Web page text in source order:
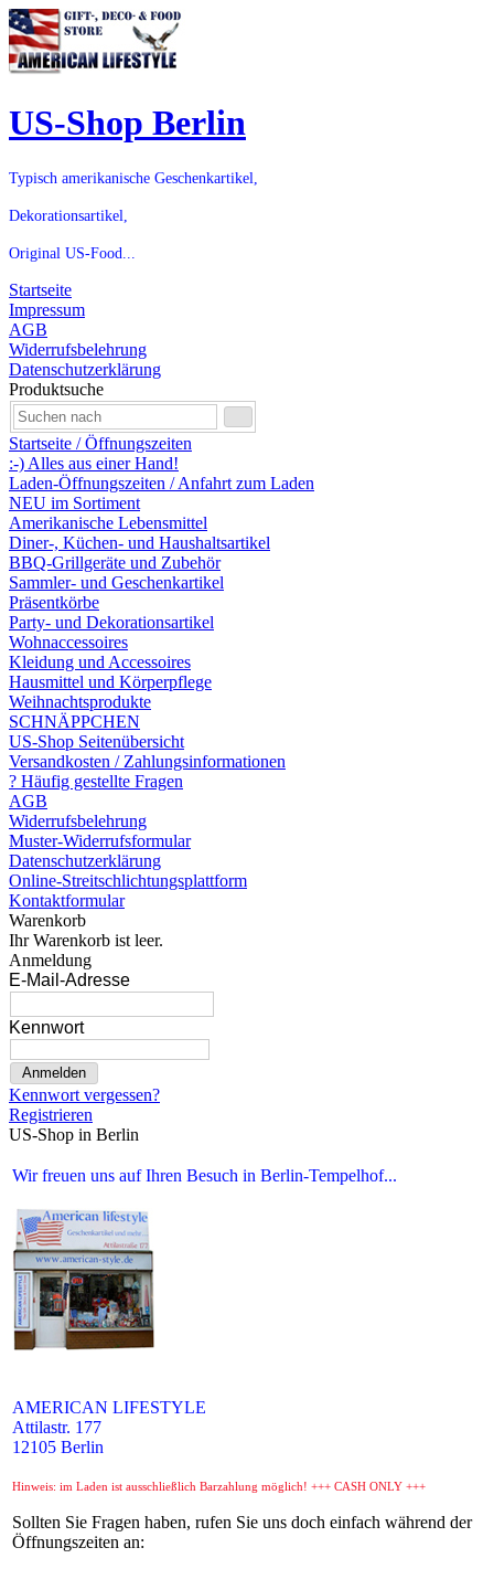
US-Shop Berlin
Typisch amerikanische Geschenkartikel,
Dekorationsartikel,
Original US-Food...
Startseite
Impressum
AGB
Widerrufsbelehrung
Datenschutzerklärung
Produktsuche
Startseite / Öffnungszeiten
:-) Alles aus einer Hand!
Laden-Öffnungszeiten / Anfahrt zum Laden
NEU im Sortiment
Amerikanische Lebensmittel
Diner-, Küchen- und Haushaltsartikel
BBQ-Grillgeräte und Zubehör
Sammler- und Geschenkartikel
Präsentkörbe
Party- und Dekorationsartikel
Wohnaccessoires
Kleidung und Accessoires
Hausmittel und Körperpflege
Weihnachtsprodukte
SCHNÄPPCHEN
US-Shop Seitenübersicht
Versandkosten / Zahlungsinformationen
? Häufig gestellte Fragen
AGB
Widerrufsbelehrung
Muster-Widerrufsformular
Datenschutzerklärung
Online-Streitschlichtungsplattform
Kontaktformular
Warenkorb
Ihr Warenkorb ist leer.
Anmeldung
E-Mail-Adresse
Kennwort
Anmelden
Kennwort vergessen?
Registrieren
US-Shop in Berlin
Wir freuen uns auf Ihren Besuch in Berlin-Tempelhof...
AMERICAN LIFESTYLE
Attilastr. 177
12105 Berlin
Hinweis: im Laden ist ausschließlich Barzahlung möglich! +++ CASH ONLY +++
Sollten Sie Fragen haben, rufen Sie uns doch einfach während der
Öffnungszeiten an: